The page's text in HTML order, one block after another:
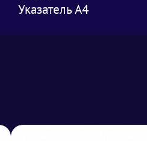
Указатель А4